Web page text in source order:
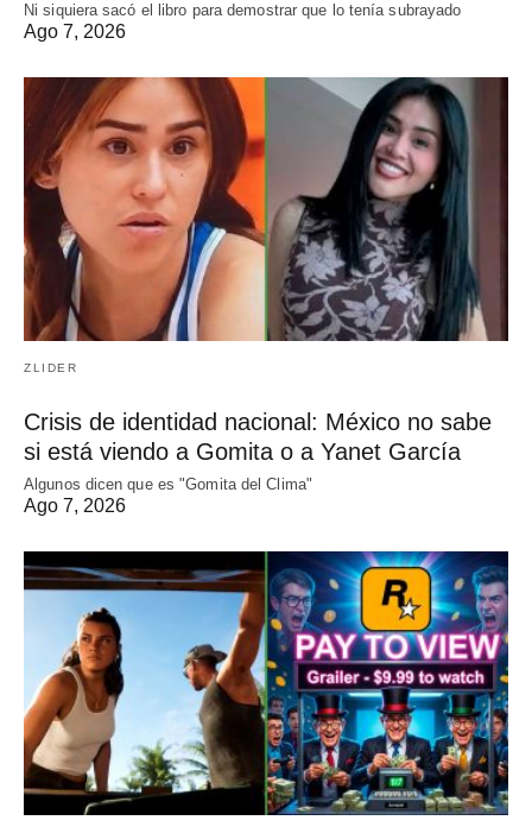
Ni siquiera sacó el libro para demostrar que lo tenía subrayado
Ago 7, 2026
ZLIDER
Crisis de identidad nacional: México no sabe
si está viendo a Gomita o a Yanet García
Algunos dicen que es "Gomita del Clima"
Ago 7, 2026